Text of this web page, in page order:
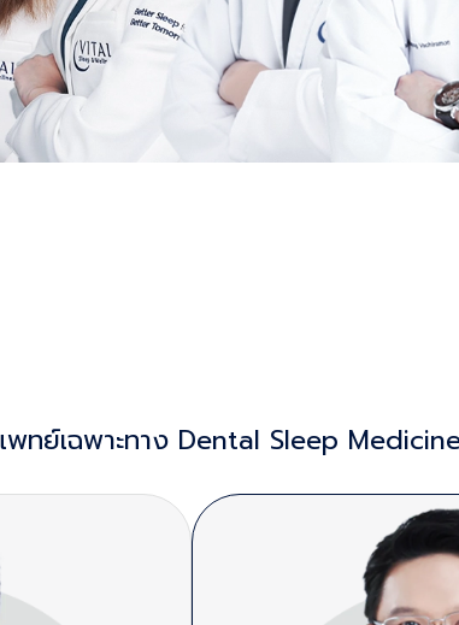
พทย์เฉพาะทาง Dental Sleep